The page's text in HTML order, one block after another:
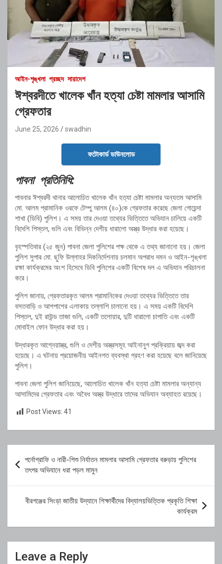
আইন-শৃঙ্খলা প্রচ্ছদ সারাদেশ
ঈশ্বরদীতে খালেক খাঁন হত্যা চেষ্টা মামলার আসামি
গ্রেফতার
June 25, 2026 swadhin
ফটোকার্ড ডাউনলোড
পাবনা প্রতিনিধি:
পাবনার ঈশ্বরদী থানার আলোচিত খালেক খাঁন হত্যা চেষ্টা মামলার অন্যতম আসামি
মো. আলম প্রামানিক ওরফে টেম্পু আলম (৪০)কে গ্রেফতার করেছে জেলা গোয়েন্দা
শাখা (ডিবি) পুলিশ। এ সময় তার দেওয়া তথ্যের ভিত্তিতে অভিযান চালিয়ে একটি
বিদেশি পিস্তল, গুলি এবং বিভিন্ন দেশীয় ধারালো অস্ত্র উদ্ধার করা হয়েছে।
বৃহস্পতিবার (২৫ জুন) পাবনা জেলা পুলিশের পক্ষ থেকে এ তথ্য জানানো হয়। জেলা
পুলিশ সুপার মো. ছুফি উল্লাহর দিকনির্দেশনায় চলমান অপরাধ দমন ও আইন-শৃঙ্খলা
রক্ষা কার্যক্রমের অংশ হিসেবে ডিবি পুলিশের একটি বিশেষ দল এ অভিযান পরিচালনা
করে।
পুলিশ জানায়, গ্রেফতারকৃত আলম প্রামানিকের দেওয়া তথ্যের ভিত্তিতে তার
বসতবাড়ি ও আশপাশের এলাকায় তল্লাশি চালানো হয়। এ সময় একটি বিদেশি
পিস্তল, দুই রাউন্ড তাজা গুলি, একটি তলোয়ার, দুটি ধারালো চাপাতি এবং একটি
মোবাইল ফোন উদ্ধার করা হয়।
উদ্ধারকৃত আগ্নেয়াস্ত্র, গুলি ও দেশীয় অস্ত্রসমূহ আইনানুগ প্রক্রিয়ায় জব্দ করা
হয়েছে। এ ঘটনায় প্রয়োজনীয় আইনগত ব্যবস্থা গ্রহণ করা হয়েছে বলে জানিয়েছে
পুলিশ।
পাবনা জেলা পুলিশ জানিয়েছে, আলোচিত খালেক খাঁন হত্যা চেষ্টা মামলার অন্যান্য
আসামিদের গ্রেফতার এবং অবৈধ অস্ত্র উদ্ধারে তাদের অভিযান অব্যাহত রয়েছে।
Post Views: 41
navigation
পর্নোগ্রাফি ও নারী-শিশু নির্যাতন মামলার আসামি গ্রেফতার বরুড়ায় পুলিশের
তৎপর অভিযানে ধরা পড়ল মামুন
বীরগঞ্জের সিংড়া জাতীয় উদ্যানে শিক্ষার্থীদের বিদ্যালয়ভিত্তিক প্রকৃতি শিক্ষা
কার্যক্রম
Leave a Reply